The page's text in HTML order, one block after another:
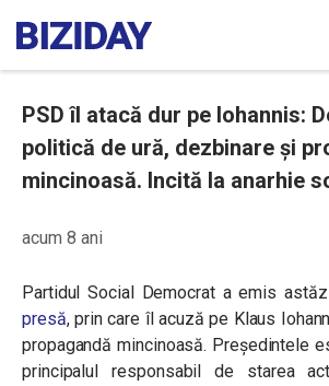
PSD îl atacă dur pe Iohannis:
politică de ură, dezbinare și
mincinoasă. Incită la anarhie
acum 8 ani
Partidul Social Democrat a emis
presă, prin care îl acuză pe Klaus
propagandă mincinoasă. Președintele
principalul responsabil de starea